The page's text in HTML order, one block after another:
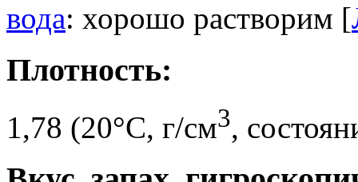
вода: хорошо растворим [
Плотность:
1,78 (20°C, г/см3,